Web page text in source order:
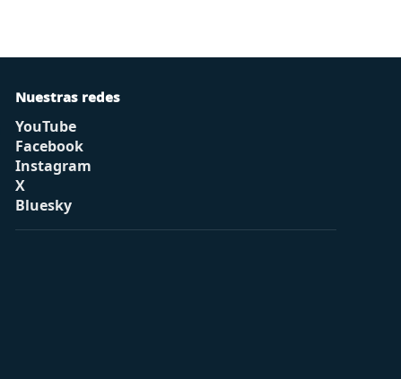
Nuestras redes
YouTube
Facebook
Instagram
X
Bluesky